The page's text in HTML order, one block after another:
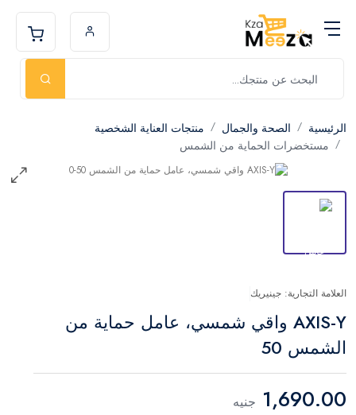
الرئيسية الصحة والجمال
منتجات العناية الشخصية
مستخضرات الحماية من الشمس
العلامة التجارية: جينيريك
AXIS-Y واقي شمسي، عامل حماية من
الشمس 50
1,690.00 جنيه